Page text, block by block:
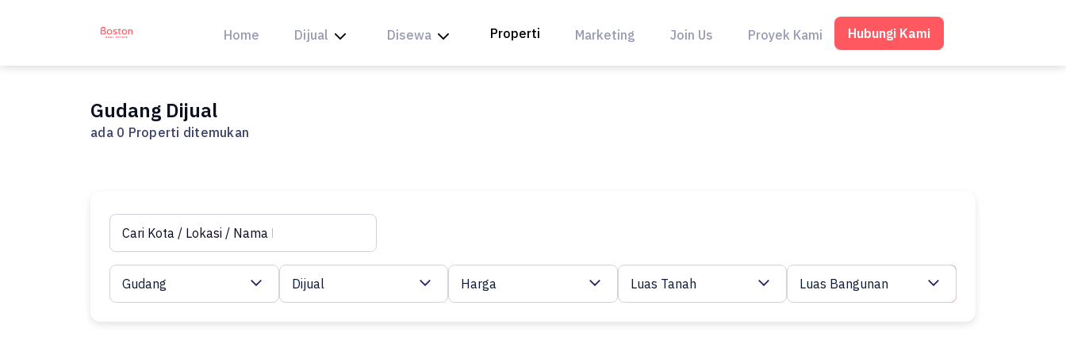
Home Dijual Disewa Properti Marketing Join Us Proyek Kami Hubungi Kami
Gudang Dijual
ada 0 Properti ditemukan
Gudang Dijual Harga Luas Tanah Luas Bangunan